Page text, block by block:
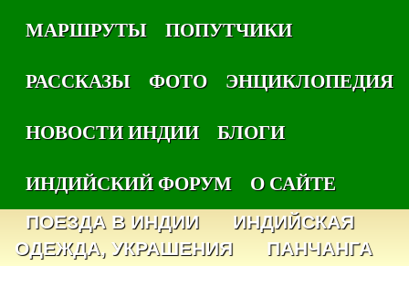
МАРШРУТЫ
ПОПУТЧИКИ
РАССКАЗЫ
ФОТО
ЭНЦИКЛОПЕДИЯ
НОВОСТИ ИНДИИ
БЛОГИ
ИНДИЙСКИЙ ФОРУМ
О САЙТЕ
ПОЕЗДА В ИНДИИ
ИНДИЙСКАЯ
ОДЕЖДА, УКРАШЕНИЯ
ПАНЧАНГА